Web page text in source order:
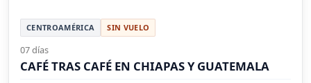
CENTROAMÉRICA SIN VUELO
07 días
CAFÉ TRAS CAFÉ EN CHIAPAS Y GUATEMALA